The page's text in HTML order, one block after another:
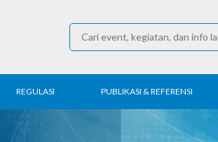
REGULASI PUBLIKASI & REFERENSI